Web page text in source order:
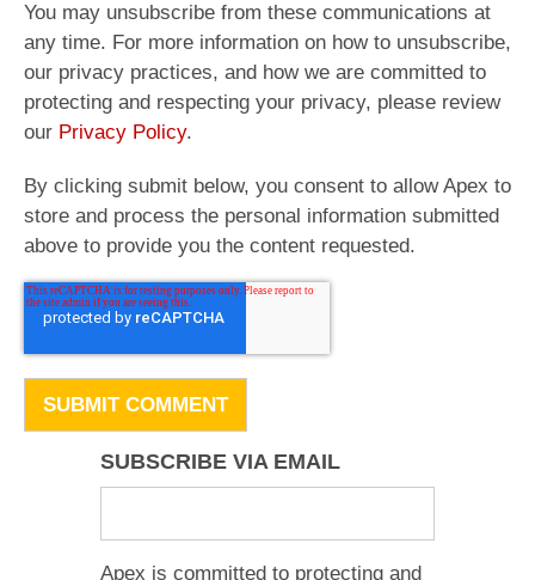
You may unsubscribe from these communications at
any time. For more information on how to unsubscribe,
our privacy practices, and how we are committed to
protecting and respecting your privacy, please review
our Privacy Policy.
By clicking submit below, you consent to allow Apex to
store and process the personal information submitted
above to provide you the content requested.
SUBSCRIBE VIA EMAIL
Apex is committed to protecting and